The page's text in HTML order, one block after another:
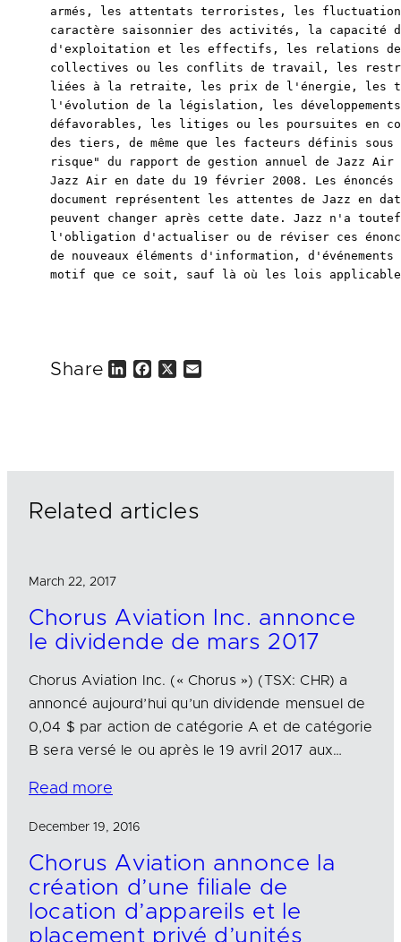
armés, les attentats terroristes, les fluctuations
caractère saisonnier des activités, la capacité
d'exploitation et les effectifs, les relations
collectives ou les conflits de travail, les
liées à la retraite, les prix de l'énergie, les
l'évolution de la législation, les développements
défavorables, les litiges ou les poursuites en
des tiers, de même que les facteurs définis
risque" du rapport de gestion annuel de Jazz Air
Jazz Air en date du 19 février 2008. Les énoncés
document représentent les attentes de Jazz en
peuvent changer après cette date. Jazz n'a
l'obligation d'actualiser ou de réviser ces
de nouveaux éléments d'information,
motif que ce soit, sauf là où les lois
Share
Related articles
March 22, 2017
Chorus Aviation Inc. annonce
le dividende de mars 2017
Chorus Aviation Inc. (« Chorus ») (TSX: CHR) a
annoncé aujourd’hui qu’un dividende mensuel de
0,04 $ par action de catégorie A et de catégorie
B sera versé le ou après le 19 avril 2017 aux…
Read more
December 19, 2016
Chorus Aviation annonce la
création d’une filiale de
location d’appareils et le
placement privé d’unités